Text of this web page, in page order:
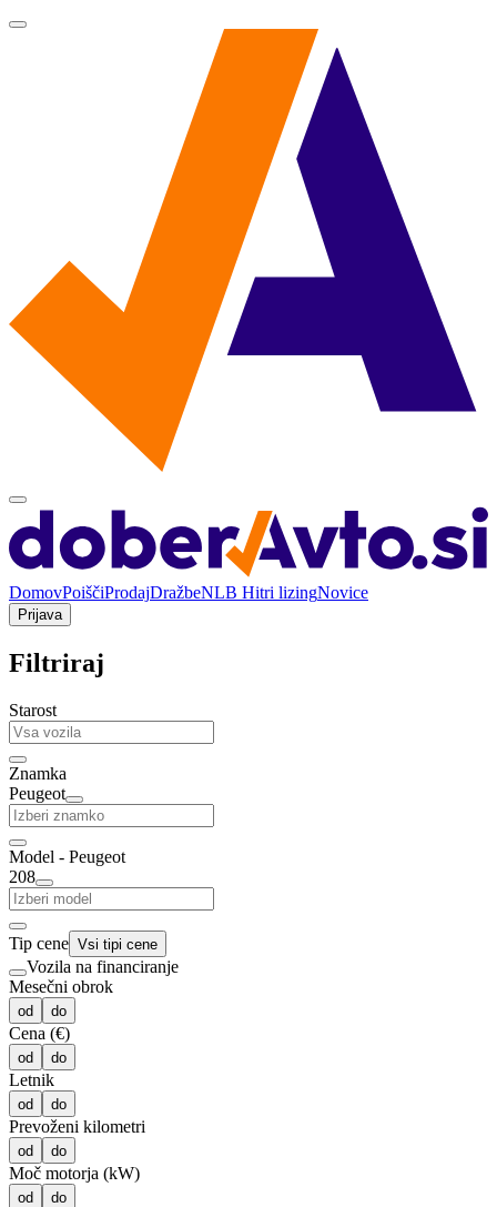
DomovPoiščiProdajDražbeNLB Hitri lizingNovice
Prijava
Filtriraj
Starost
Znamka
Peugeot
Model - Peugeot
208
Tip cene Vsi tipi cene
Vozila na financiranje
Mesečni obrok
od do
Cena (€)
od do
Letnik
od do
Prevoženi kilometri
od do
Moč motorja (kW)
od do